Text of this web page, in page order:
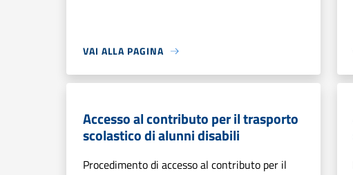
VAI ALLA PAGINA
Accesso al contributo per il trasporto
scolastico di alunni disabili
Procedimento di accesso al contributo per il